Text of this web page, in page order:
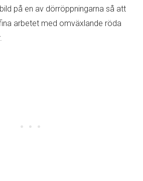
på en av dörröppningarna så att
arbetet med omväxlande röda